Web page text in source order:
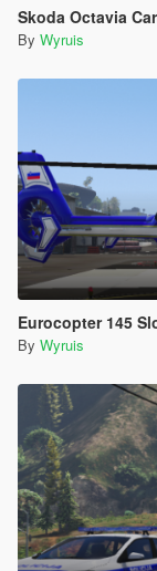
Skoda Octavia
By Wyruis
Eurocopter 145
By Wyruis